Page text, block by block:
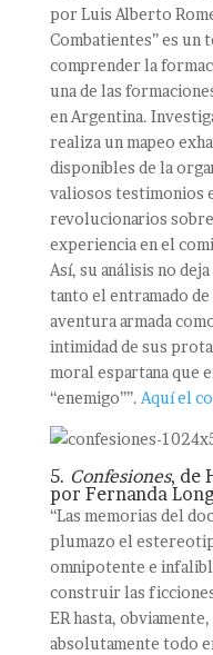
por Luis Alberto
Combatientes” es un
comprender la
una de las
en Argentina.
realiza un mapeo
disponibles de la
valiosos testimonios
revolucionarios
experiencia en el
Así, su análisis no
tanto el entramado de
aventura armada
intimidad de sus
moral espartana que
“enemigo””. Aquí el
5. Confesiones, de
por Fernanda
“Las memorias del
plumazo el
omnipotente e
construir las
ER hasta,
absolutamente todo